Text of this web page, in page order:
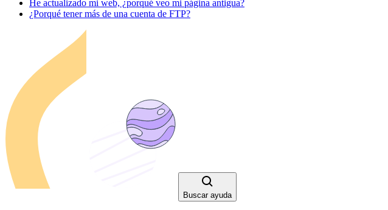
He actualizado mi web, ¿porqué veo mi página antigua?
¿Porqué tener más de una cuenta de FTP?
Buscar ayuda